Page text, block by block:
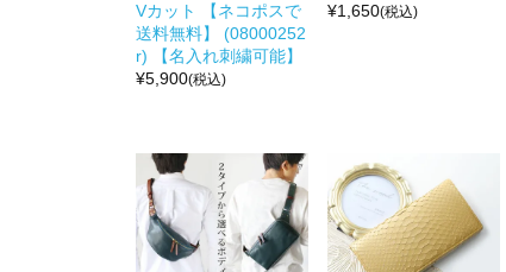
Vカット 【ネコポスで
送料無料】 (08000252
r) 【名入れ刺繍可能】
¥5,900(税込)
¥1,650(税込)